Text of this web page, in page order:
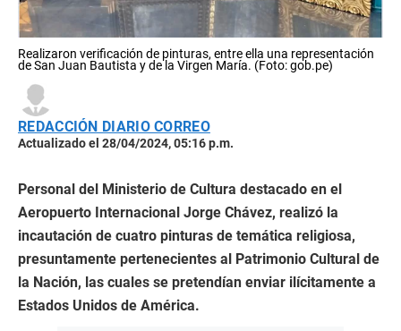
Realizaron verificación de pinturas, entre ella una representación
de San Juan Bautista y de la Virgen María. (Foto: gob.pe)
REDACCIÓN DIARIO CORREO
Actualizado el 28/04/2024, 05:16 p.m.
Personal del Ministerio de Cultura destacado en el
Aeropuerto Internacional Jorge Chávez, realizó la
incautación de cuatro pinturas de temática religiosa,
presuntamente pertenecientes al Patrimonio Cultural de
la Nación, las cuales se pretendían enviar ilícitamente a
Estados Unidos de América.